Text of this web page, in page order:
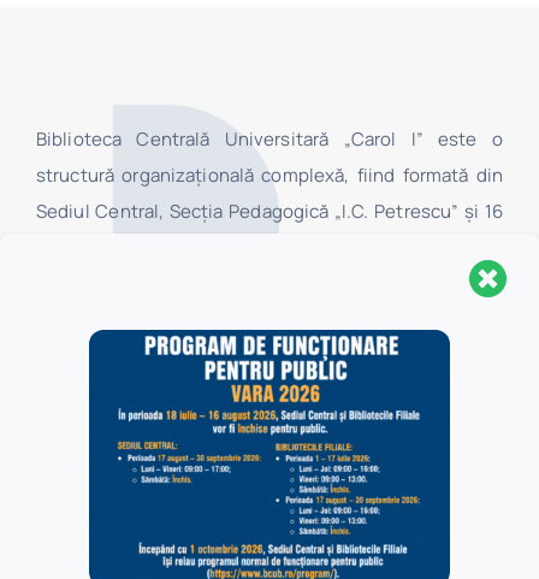
Biblioteca Centrală Universitară „Carol I” este o
structură organizaţională complexă, fiind formată din
Sediul Central, Secţia Pedagogică „I.C. Petrescu” şi 16
Bucureşti. În Sediul Central au acces toate categoriile
la centrele de împrumut, numai studenţii şi cadrele
didactice ale facultăților Universității din București, iar
în sălile de lectură ale acestora au acces toate
categoriile de utilizatori.
Politica de confidențialitate
Politica de cookie-uri